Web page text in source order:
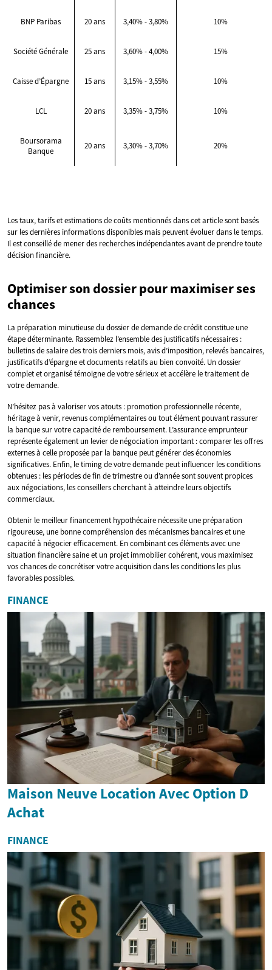
BNP Paribas 20 ans 3,40% - 3,80% 10%
Société Générale 25 ans 3,60% - 4,00% 15%
Caisse d’Épargne 15 ans 3,15% - 3,55% 10%
LCL 20 ans 3,35% - 3,75% 10%
Boursorama
Banque
20 ans 3,30% - 3,70% 20%
Les taux, tarifs et estimations de coûts mentionnés dans cet article sont basés
sur les dernières informations disponibles mais peuvent évoluer dans le temps.
Il est conseillé de mener des recherches indépendantes avant de prendre toute
décision financière.
Optimiser son dossier pour maximiser ses
chances
La préparation minutieuse du dossier de demande de crédit constitue une
étape déterminante. Rassemblez l’ensemble des justificatifs nécessaires :
bulletins de salaire des trois derniers mois, avis d’imposition, relevés bancaires,
justificatifs d’épargne et documents relatifs au bien convoité. Un dossier
complet et organisé témoigne de votre sérieux et accélère le traitement de
votre demande.
N’hésitez pas à valoriser vos atouts : promotion professionnelle récente,
héritage à venir, revenus complémentaires ou tout élément pouvant rassurer
la banque sur votre capacité de remboursement. L’assurance emprunteur
représente également un levier de négociation important : comparer les offres
externes à celle proposée par la banque peut générer des économies
significatives. Enfin, le timing de votre demande peut influencer les conditions
obtenues : les périodes de fin de trimestre ou d’année sont souvent propices
aux négociations, les conseillers cherchant à atteindre leurs objectifs
commerciaux.
Obtenir le meilleur financement hypothécaire nécessite une préparation
rigoureuse, une bonne compréhension des mécanismes bancaires et une
capacité à négocier efficacement. En combinant ces éléments avec une
situation financière saine et un projet immobilier cohérent, vous maximisez
vos chances de concrétiser votre acquisition dans les conditions les plus
favorables possibles.
FINANCE
Maison Neuve Location Avec Option D
Achat
FINANCE